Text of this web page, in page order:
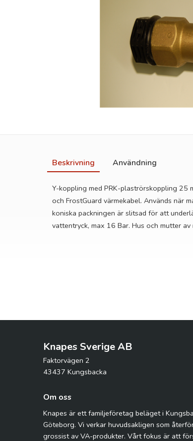
Beskrivning Användning
Y-koppling med PRK-plaströrskoppling 25
och FrostGuard värmekabel. Används när
koniska packningen är slitsad för att
vattentryck, max 16 Bar. Hus och mutter
Knapes Sverige AB
Faktorvägen 2
43437 Kungsbacka
Om oss
Knapes är ett familjeföretag beläget i
Göteborg. Vi verkar huvudsakligen som
grossist av VA-produkter. Vårt fokus är att